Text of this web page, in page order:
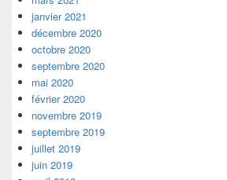
janvier 2021
décembre 2020
octobre 2020
septembre 2020
mai 2020
février 2020
novembre 2019
septembre 2019
juillet 2019
juin 2019